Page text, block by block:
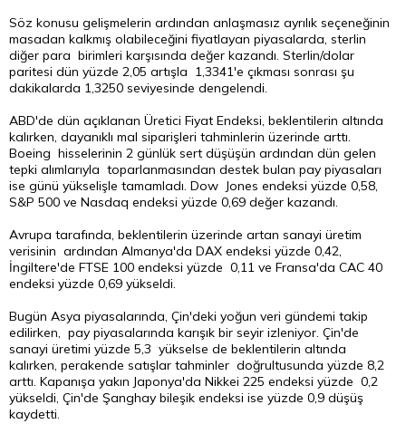
Söz konusu gelişmelerin ardından anlaşmasız ayrılık seçeneğinin
masadan kalkmış olabileceğini fiyatlayan piyasalarda, sterlin
diğer para birimleri karşısında değer kazandı. Sterlin/dolar
paritesi dün yüzde 2,05 artışla 1,3341'e çıkması sonrası şu
dakikalarda 1,3250 seviyesinde dengelendi.
ABD'de dün açıklanan Üretici Fiyat Endeksi, beklentilerin altında
kalırken, dayanıklı mal siparişleri tahminlerin üzerinde arttı.
Boeing hisselerinin 2 günlük sert düşüşün ardından dün gelen
tepki alımlarıyla toparlanmasından destek bulan pay piyasaları
ise günü yükselişle tamamladı. Dow Jones endeksi yüzde 0,58,
S&P 500 ve Nasdaq endeksi yüzde 0,69 değer kazandı.
Avrupa tarafında, beklentilerin üzerinde artan sanayi üretim
verisinin ardından Almanya'da DAX endeksi yüzde 0,42,
İngiltere'de FTSE 100 endeksi yüzde 0,11 ve Fransa'da CAC 40
endeksi yüzde 0,69 yükseldi.
Bugün Asya piyasalarında, Çin'deki yoğun veri gündemi takip
edilirken, pay piyasalarında karışık bir seyir izleniyor. Çin'de
sanayi üretimi yüzde 5,3 yükselse de beklentilerin altında
kalırken, perakende satışlar tahminler doğrultusunda yüzde 8,2
arttı. Kapanışa yakın Japonya'da Nikkei 225 endeksi yüzde 0,2
yükseldi, Çin'de Şanghay bileşik endeksi ise yüzde 0,9 düşüş
kaydetti.